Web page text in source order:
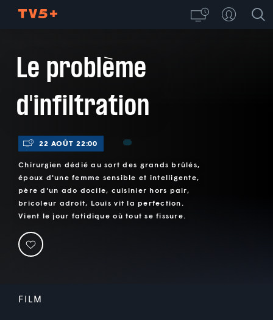
Le problème
d'infiltration
22 AOÛT 22:00
Chirurgien dédié au sort des grands brûlés,
époux d'une femme sensible et intelligente,
père d'un ado docile, cuisinier hors pair,
bricoleur adroit, Louis vit la perfection.
Vient le jour fatidique où tout se fissure.
FILM